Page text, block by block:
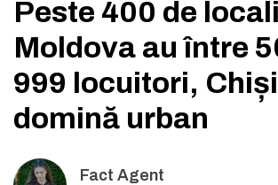
Peste 400 de
Moldova au între
999 locuitori,
domină urban
Fact Agent